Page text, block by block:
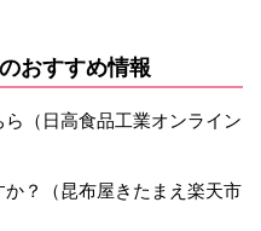
おすすめ情報
（日高食品工業オンライン
？（昆布屋きたまえ楽天市